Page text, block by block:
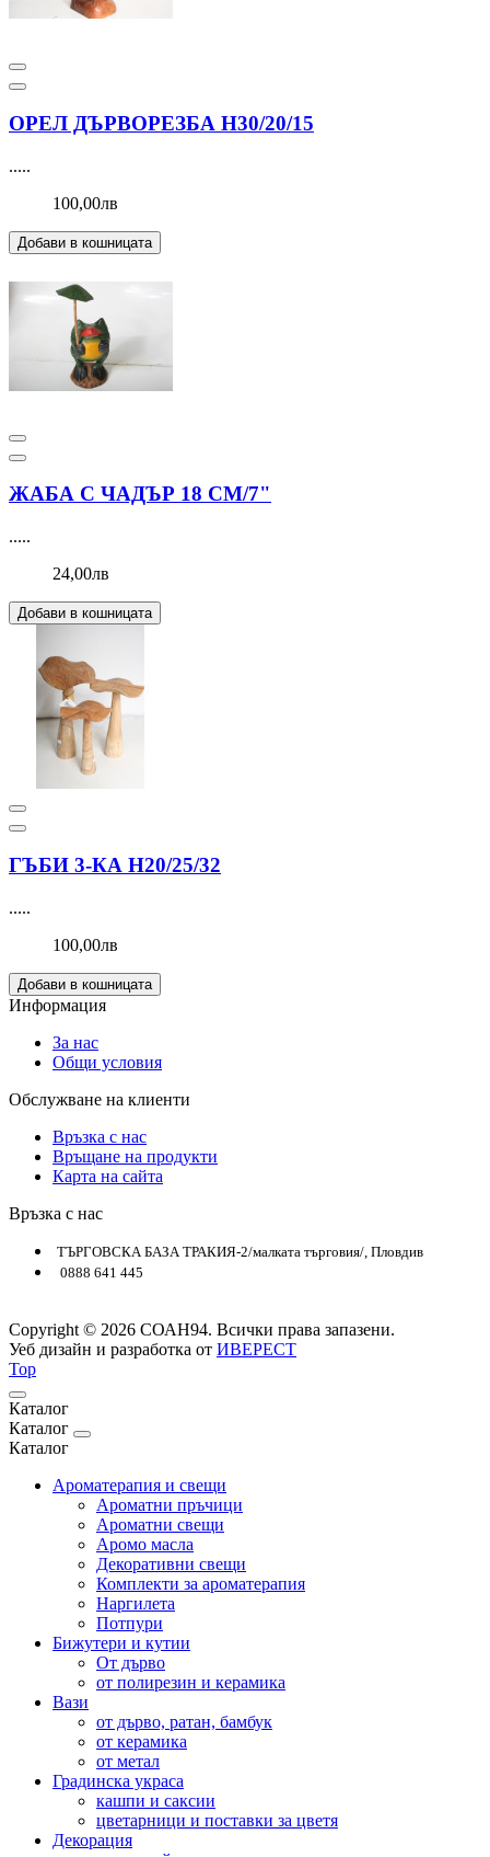
ОРЕЛ ДЪРВОРЕЗБА Н30/20/15
.....
100,00лв
Добави в кошницата
ЖАБА С ЧАДЪР 18 СМ/7"
.....
24,00лв
Добави в кошницата
ГЪБИ 3-КА Н20/25/32
.....
100,00лв
Добави в кошницата
Информация
За нас
Общи условия
Обслужване на клиенти
Връзка с нас
Връщане на продукти
Карта на сайта
Връзка с нас
ТЪРГОВСКА БАЗА ТРАКИЯ-2/малката търговия/, Пловдив
0888 641 445
Copyright © 2026 СОАН94. Всички права запазени.
Уеб дизайн и разработка от ИВЕРЕСТ
Top
Каталог
Каталог
Каталог
Ароматерапия и свещи
Ароматни пръчици
Ароматни свещи
Аромо масла
Декоративни свещи
Комплекти за ароматерапия
Наргилета
Потпури
Бижутери и кутии
От дърво
от полирезин и керамика
Вази
от дърво, ратан, бамбук
от керамика
от метал
Градинска украса
кашпи и саксии
цветарници и поставки за цветя
Декорация